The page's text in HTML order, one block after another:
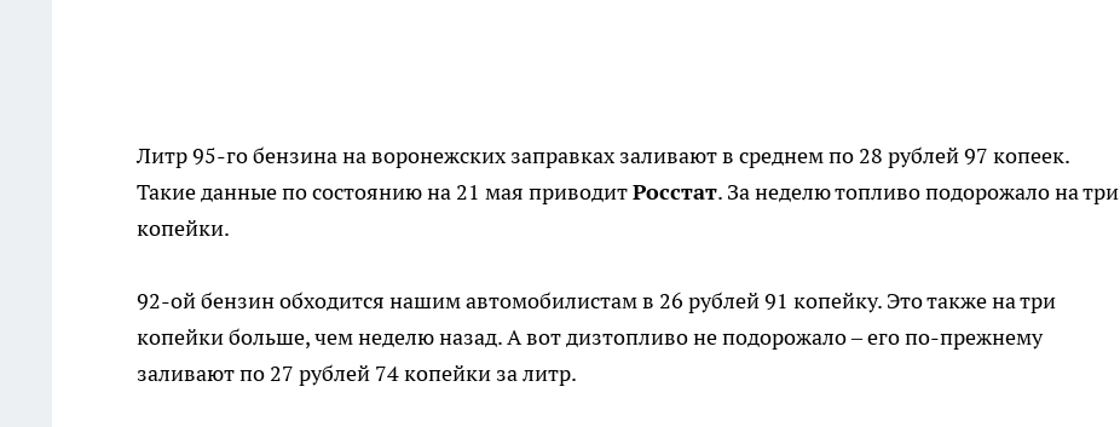
Литр 95-го бензина на воронежских заправках заливают в среднем по 28 рублей 97 копеек.
Такие данные по состоянию на 21 мая приводитРосстат. За неделю топливо подорожало на три
копейки.
92-ой бензин обходится нашим автомобилистам в 26 рублей 91 копейку. Это также на три
копейки больше, чем неделю назад. А вот дизтопливо не подорожало – его по-прежнему
заливают по 27 рублей 74 копейки за литр.